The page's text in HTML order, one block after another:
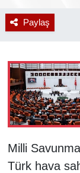
Paylaş
Milli
Türk hava